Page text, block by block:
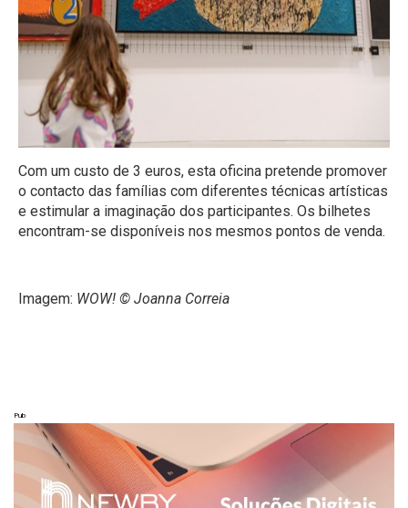
Com um custo de 3 euros, esta oficina pretende promover
o contacto das famílias com diferentes técnicas artísticas
e estimular a imaginação dos participantes. Os bilhetes
encontram-se disponíveis nos mesmos pontos de venda.
Imagem: WOW! © Joanna Correia
Pub